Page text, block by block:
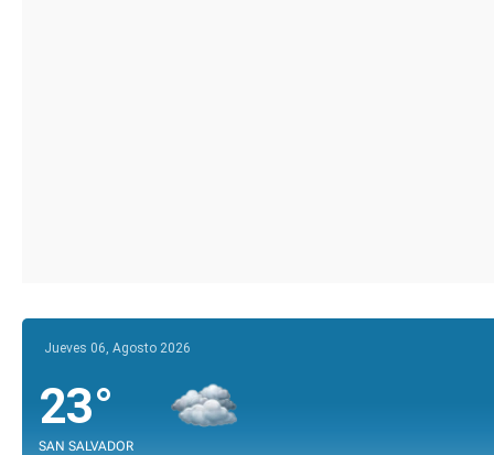
Jueves 06, Agosto 2026
23°
SAN SALVADOR